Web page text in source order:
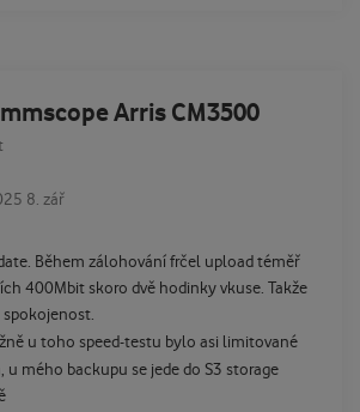
Arris CM3500
8. zář
Během zálohování frčel upload téměř
400Mbit skoro dvě hodinky vkuse. Takže
u toho speed-testu bylo asi limitované
u mého backupu se jede do S3 storage